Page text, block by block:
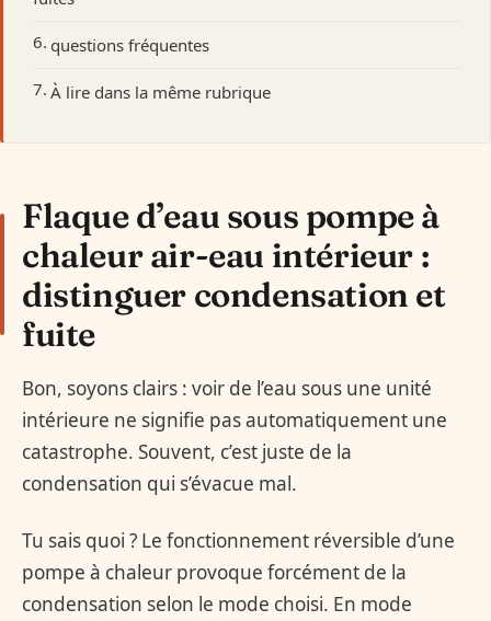
questions fréquentes
À lire dans la même rubrique
Flaque d’eau sous pompe à
chaleur air-eau intérieur :
distinguer condensation et
fuite
Bon, soyons clairs : voir de l’eau sous une unité
intérieure ne signifie pas automatiquement une
catastrophe. Souvent, c’est juste de la
condensation qui s’évacue mal.
Tu sais quoi ? Le fonctionnement réversible d’une
pompe à chaleur provoque forcément de la
condensation selon le mode choisi. En mode